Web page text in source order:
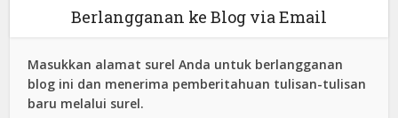
Berlangganan ke Blog via Email
Masukkan alamat surel Anda untuk berlangganan
blog ini dan menerima pemberitahuan tulisan-tulisan
baru melalui surel.